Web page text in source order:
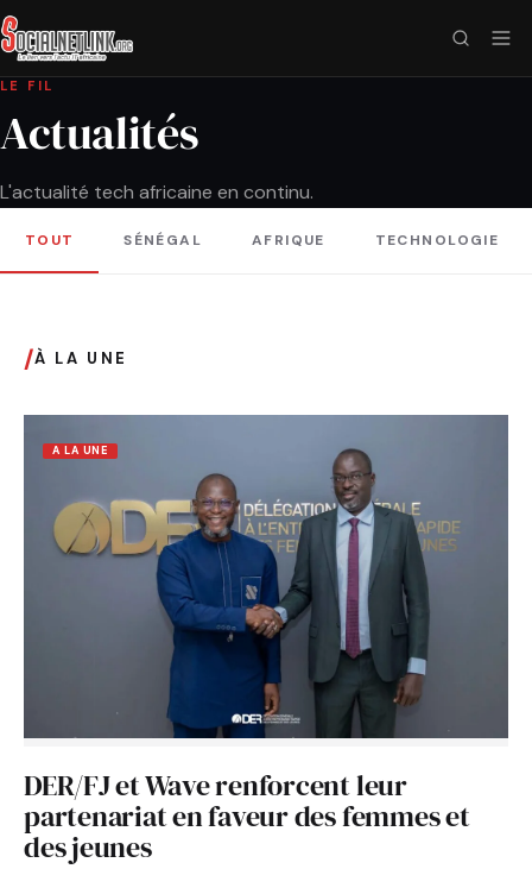
LE FIL
Actualités
L'actualité tech africaine en continu.
TOUT SÉNÉGAL AFRIQUE TECHNOLOGIE
/À LA UNE
A LA UNE
DER/FJ et Wave renforcent leur
partenariat en faveur des femmes et
des jeunes